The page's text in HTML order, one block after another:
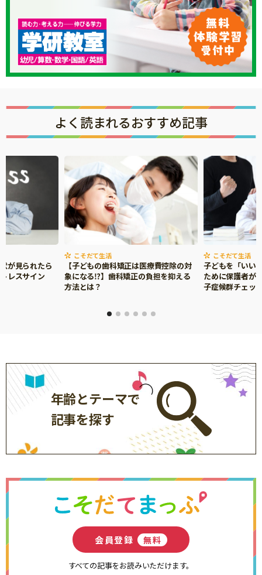
よく読まれるおすすめ記事
が見られたら
レスサイン
こそだて生活
【子どもの歯科矯正は医療費控除の対
象になる⁉】歯科矯正の負担を抑える
方法とは？
こそだて生活
子どもを「いい
ために保護者が
子症候群チェッ
年齢とテーマで
記事を探す
会員登録 無料
すべての記事をお読みいただけます。